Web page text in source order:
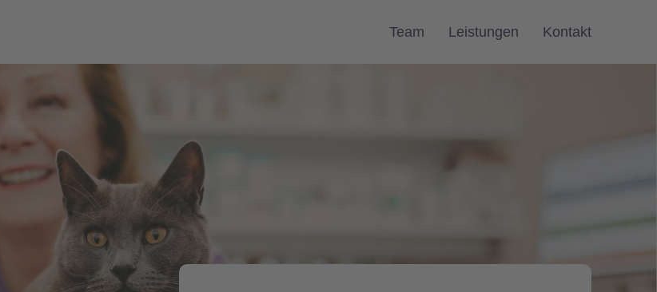
Team Leistungen Kontakt